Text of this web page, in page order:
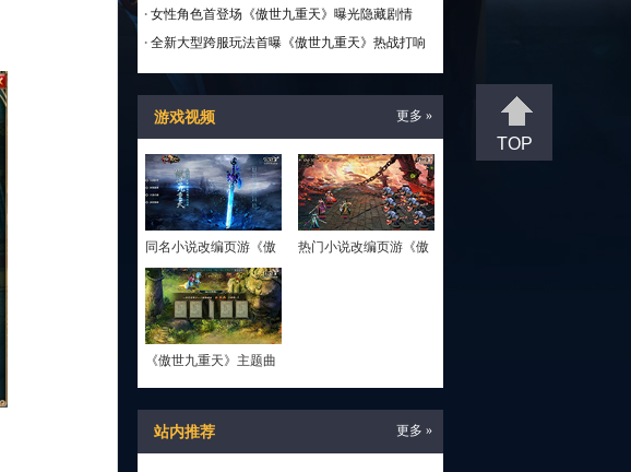
· 女性角色首登场《傲世九重天》曝光隐藏剧情
· 全新大型跨服玩法首曝《傲世九重天》热战打响
游戏视频
同名小说改编页游《傲
世九重天》试玩视频
热门小说改编页游《傲
《傲世九重天》主题曲
更多 »
站内推荐 更多 »
TOP